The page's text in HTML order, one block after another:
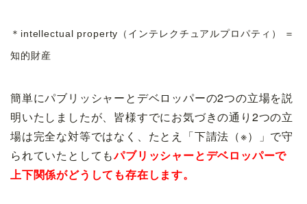
＊intellectual property（インテレクチュアルプロパティ） ＝
知的財産
簡単にパブリッシャーとデベロッパーの2つの立場を説
明いたしましたが、皆様すでにお気づきの通り2つの立
場は完全な対等ではなく、たとえ「下請法（※）」で守
られていたとしてもパブリッシャーとデベロッパーで
上下関係がどうしても存在します。